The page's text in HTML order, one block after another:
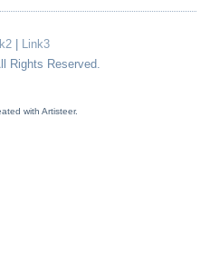
|
Link3
Rights Reserved.
with Artisteer.